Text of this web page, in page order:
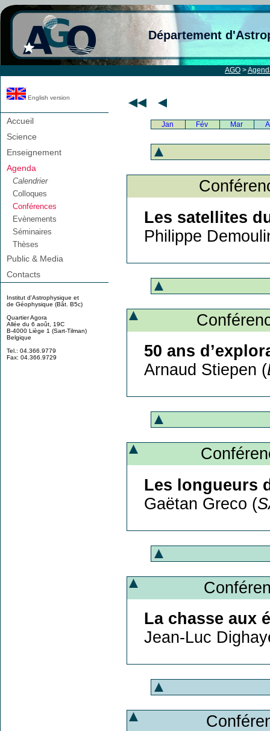
Département
AGO >
English version
Accueil
Science
Enseignement
Agenda
Calendrier
Colloques
Conférences
Evènements
Séminaires
Thèses
Public & Media
Contacts
Institut d'Astrophysique et
de Géophysique (Bât. B5c)
Quartier Agora
Allée du 6 août, 19C
B-4000 Liège 1 (Sart-Tilman)
Belgique
Tel.: 04.366.9779
Fax: 04.366.9729
Jan Fév Mar
Les satellites
Philippe
50 ans
Arnaud Stiepen (
Les longueurs
Gaëtan Greco (
La chasse aux
Jean-Luc